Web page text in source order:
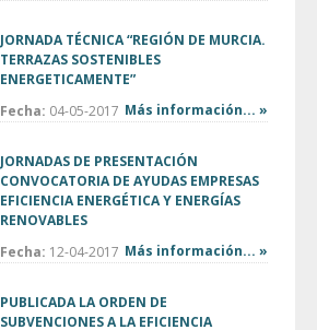
JORNADA TÉCNICA “REGIÓN DE MURCIA.
TERRAZAS SOSTENIBLES
ENERGETICAMENTE”
Fecha: 04-05-2017 Más información... »
JORNADAS DE PRESENTACIÓN
CONVOCATORIA DE AYUDAS EMPRESAS
EFICIENCIA ENERGÉTICA Y ENERGÍAS
RENOVABLES
Fecha: 12-04-2017 Más información... »
PUBLICADA LA ORDEN DE
SUBVENCIONES A LA EFICIENCIA